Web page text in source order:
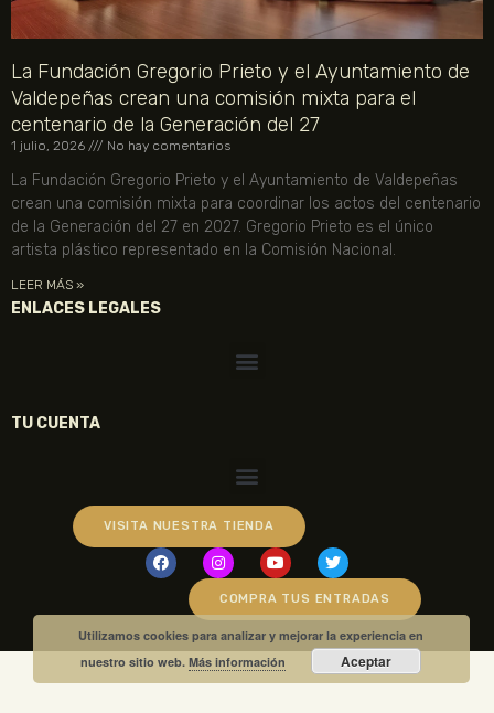
La Fundación Gregorio Prieto y el Ayuntamiento de
Valdepeñas crean una comisión mixta para el
centenario de la Generación del 27
1 julio, 2026 No hay comentarios
La Fundación Gregorio Prieto y el Ayuntamiento de Valdepeñas
crean una comisión mixta para coordinar los actos del centenario
de la Generación del 27 en 2027. Gregorio Prieto es el único
artista plástico representado en la Comisión Nacional.
LEER MÁS »
ENLACES LEGALES
TU CUENTA
VISITA NUESTRA TIENDA
COMPRA TUS ENTRADAS
Utilizamos cookies para analizar y mejorar la experiencia en
nuestro sitio web.Más información Aceptar